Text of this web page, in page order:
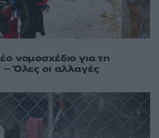
νομοσχέδιο για τη
– Όλες οι αλλαγές